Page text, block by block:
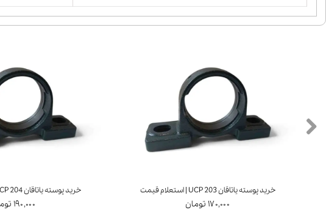
خرید پوسته یاتاقان UCP 204 | استعلام قیمت
۱۹۰,۰۰۰ تومان
خرید پوسته یاتاقان UCP 203 | استعلام قیمت
۱۷۰,۰۰۰ تومان